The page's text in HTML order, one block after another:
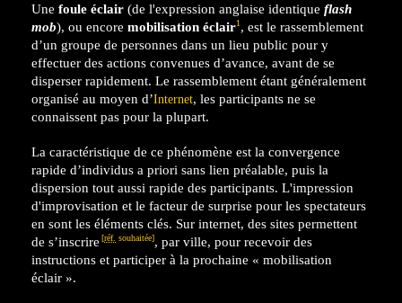
Une foule éclair (de l'expression anglaise identique flash
mob), ou encore mobilisation éclair1, est le rassemblement
d’un groupe de personnes dans un lieu public pour y
effectuer des actions convenues d’avance, avant de se
disperser rapidement. Le rassemblement étant généralement
organisé au moyen d’Internet, les participants ne se
connaissent pas pour la plupart.
La caractéristique de ce phénomène est la convergence
rapide d’individus a priori sans lien préalable, puis la
dispersion tout aussi rapide des participants. L'impression
d'improvisation et le facteur de surprise pour les spectateurs
en sont les éléments clés. Sur internet, des sites permettent
de s’inscrire [réf. souhaitée], par ville, pour recevoir des
instructions et participer à la prochaine « mobilisation
éclair ».